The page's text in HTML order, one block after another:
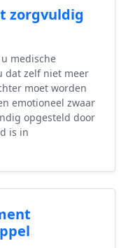
zorgvuldig
medische
dat zelf niet meer
moet worden
emotioneel zwaar
opgesteld door
is in